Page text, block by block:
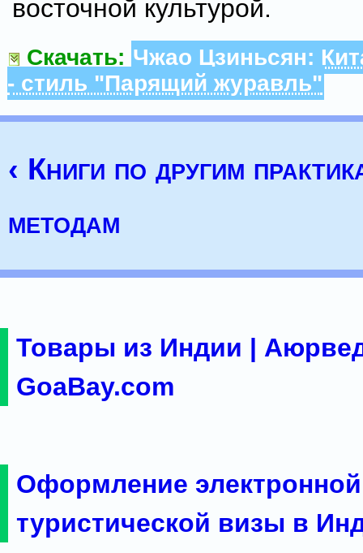
восточной культурой.
Скачать: Чжао Цзиньсян:
- стиль "Парящий журавль"
‹ Книги по другим
методам
Товары из Индии |
GoaBay.com
Оформление электронной
туристической визы в